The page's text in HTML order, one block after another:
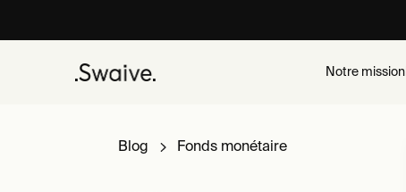
Notre mission
Blog Fonds monétaire